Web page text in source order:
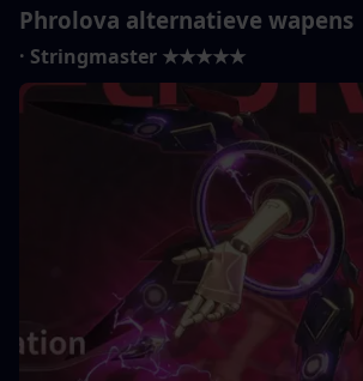
Phrolova alternatieve wapens
· Stringmaster ★★★★★